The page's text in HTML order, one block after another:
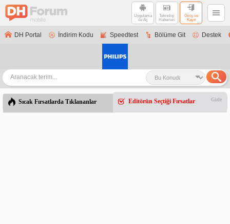
Uygulama
ile Aç
Teknoloji
Haberleri
Giriş ve
Kayıt
DH Portal İndirim Kodu Speedtest Bölüme Git Destek
Sıcak Fırsatlarda Tıklananlar Editörün Seçtiği Fırsatlar Gizle